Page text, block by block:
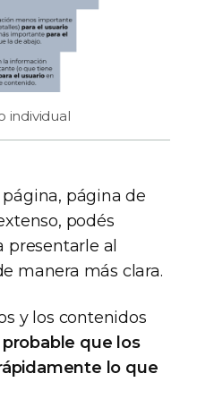
individual
página de
podés
presentarle al
manera más clara.
y los contenidos
que los
lo que